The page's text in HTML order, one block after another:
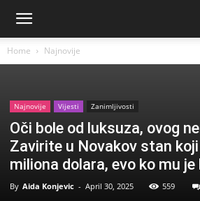
Home Najnovije
Najnovije Vijesti Zanimljivosti
Oči bole od luksuza, ovog
Zavirite u Novakov stan
miliona dolara, evo ko mu
By Aida Konjevic - April 30, 2025 559